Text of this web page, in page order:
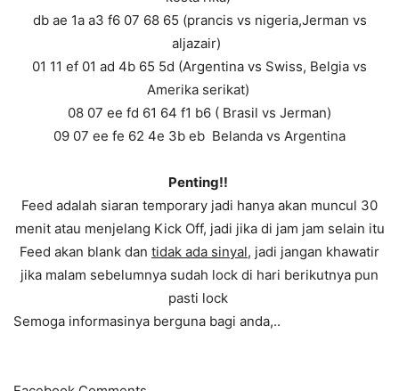
db ae 1a a3 f6 07 68 65 (prancis vs nigeria,Jerman vs
aljazair)
01 11 ef 01 ad 4b 65 5d (Argentina vs Swiss, Belgia vs
Amerika serikat)
08 07 ee fd 61 64 f1 b6 ( Brasil vs Jerman)
09 07 ee fe 62 4e 3b eb Belanda vs Argentina
Penting!!
Feed adalah siaran temporary jadi hanya akan muncul 30
menit atau menjelang Kick Off, jadi jika di jam jam selain itu
Feed akan blank dan tidak ada sinyal, jadi jangan khawatir
jika malam sebelumnya sudah lock di hari berikutnya pun
pasti lock
Semoga informasinya berguna bagi anda,..